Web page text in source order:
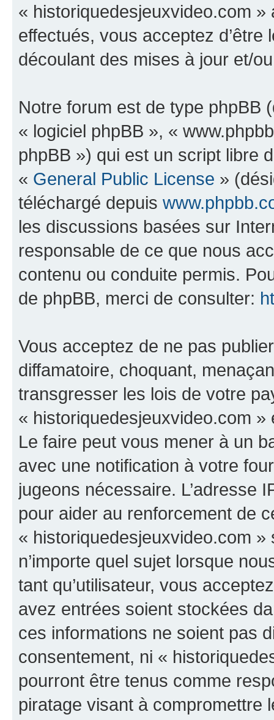
« historiquedesjeuxvideo.com
effectués, vous acceptez
découlant des mises à jour et/
Notre forum est de type phpBB
« logiciel phpBB », «
phpBB ») qui est un script libre
« General Public License »
téléchargé depuis
les discussions basées sur
responsable de ce que nous
contenu ou conduite permis.
de phpBB, merci de consulter:
Vous acceptez de ne pas
diffamatoire, choquant,
transgresser les lois de votre
« historiquedesjeuxvideo.com
Le faire peut vous mener à un
avec une notification à votre
jugeons nécessaire. L’adresse
pour aider au renforcement de
« historiquedesjeuxvideo.com
n’importe quel sujet lorsque
tant qu’utilisateur, vous
avez entrées soient stockées
ces informations ne soient pas
consentement, ni «
pourront être tenus comme
piratage visant à compromettre